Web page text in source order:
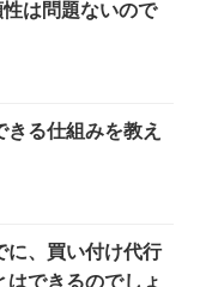
は問題ないので
る仕組みを教え
に、買い付け代行
できるのでしょ